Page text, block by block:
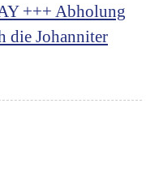
+++ Abholung
die Johanniter